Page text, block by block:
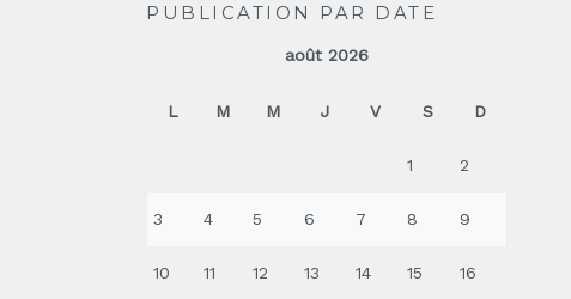
PUBLICATION PAR DATE
août 2026
L M M J V S D
1 2
3 4 5 6 7 8 9
10 11 12 13 14 15 16